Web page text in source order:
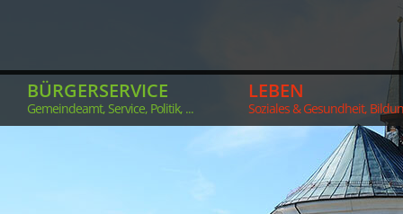
BÜRGERSERVICE
Gemeindeamt, Service, Politik, ...
LEBEN
Soziales & Gesundheit,